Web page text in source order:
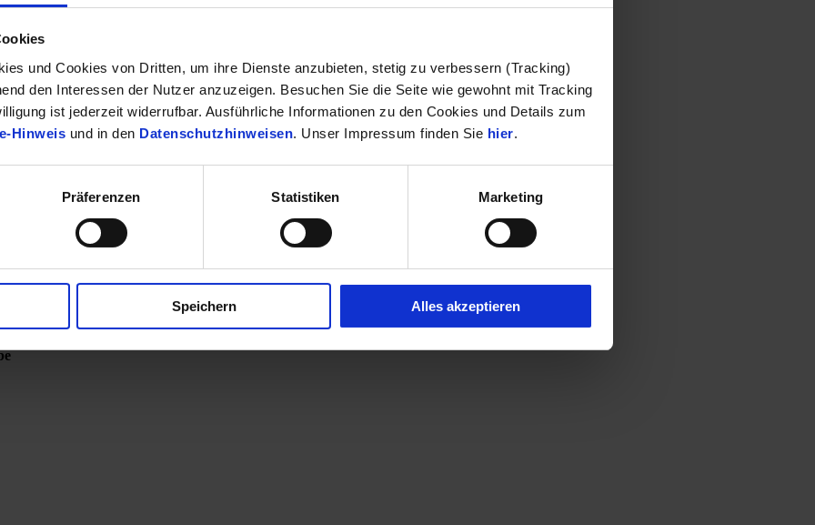
und Cookies von Dritten, um ihre Dienste anzubieten, stetig zu verbessern (Tracking)
den Interessen der Nutzer anzuzeigen. Besuchen Sie die Seite wie gewohnt mit Tracking
ist jederzeit widerrufbar. Ausführliche Informationen zu den Cookies und Details zum
Hinweis und in den Datenschutzhinweisen. Unser Impressum finden Sie hier.
Präferenzen Statistiken Marketing
Speichern Alles akzeptieren